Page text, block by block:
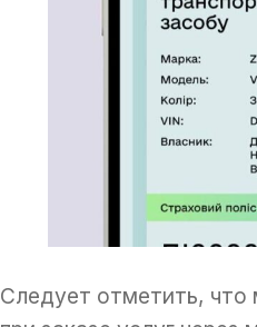
Следует отметить, что